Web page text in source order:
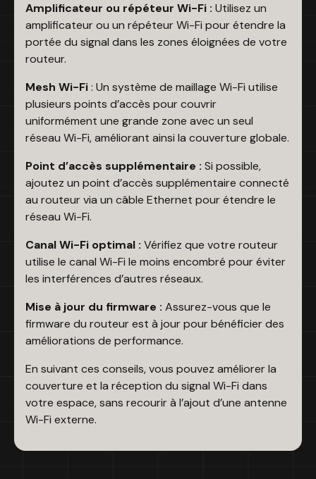
Amplificateur ou répéteur Wi-Fi : Utilisez un
amplificateur ou un répéteur Wi-Fi pour étendre la
portée du signal dans les zones éloignées de votre
routeur.
Mesh Wi-Fi: Un système de maillage Wi-Fi utilise
plusieurs points d’accès pour couvrir
uniformément une grande zone avec un seul
réseau Wi-Fi, améliorant ainsi la couverture globale.
Point d’accès supplémentaire : Si possible,
ajoutez un point d’accès supplémentaire connecté
au routeur via un câble Ethernet pour étendre le
réseau Wi-Fi.
Canal Wi-Fi optimal : Vérifiez que votre routeur
utilise le canal Wi-Fi le moins encombré pour éviter
les interférences d’autres réseaux.
Mise à jour du firmware : Assurez-vous que le
firmware du routeur est à jour pour bénéficier des
améliorations de performance.
En suivant ces conseils, vous pouvez améliorer la
couverture et la réception du signal Wi-Fi dans
votre espace, sans recourir à l’ajout d’une antenne
Wi-Fi externe.